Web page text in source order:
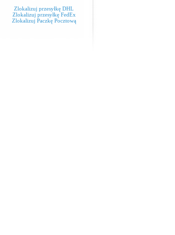
Zlokalizuj przesyłkę DHL
Zlokalizuj przesyłkę FedEx
Zlokalizuj Paczkę Pocztową